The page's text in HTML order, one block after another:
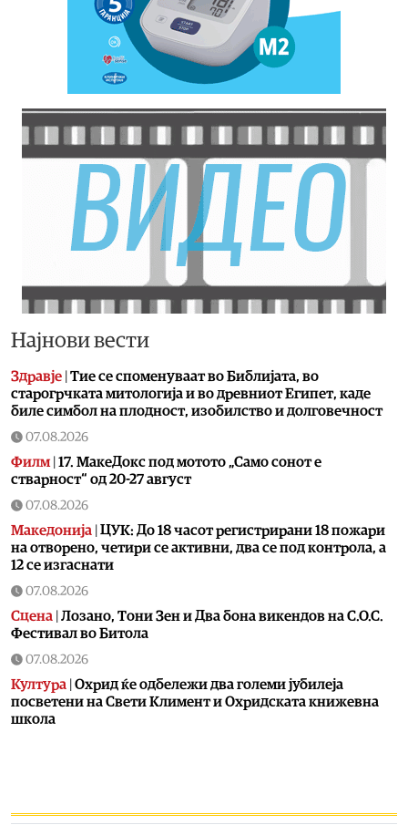
Најнови вести
Здравје Тие се споменуваат во Библијата, во
старогрчката митологија и во древниот Египет, каде
биле симбол на плодност, изобилство и долговечност
07.08.2026
Филм| 17. МакеДокс под мотото „Само сонот е
стварност“ од 20-27 август
07.08.2026
Македонија ЦУК: До 18 часот регистрирани 18 пожари
на отворено, четири се активни, два се под контрола, а
12 се изгаснати
07.08.2026
Сцена Лозано, Тони Зен и Два бона викендов на С.О.С.
Фестивал во Битола
07.08.2026
Култура Охрид ќе одбележи два големи јубилеја
посветени на Свети Климент и Охридската книжевна
школа
07.08.2026